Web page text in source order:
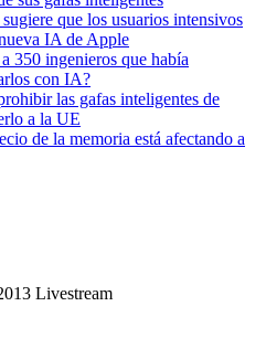
que los usuarios intensivos
IA de Apple
350 ingenieros que había
con IA?
las gafas inteligentes de
a la UE
de la memoria está afectando a
Livestream